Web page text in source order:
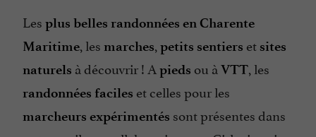
Les plus belles randonnées en Charente
Maritime, les marches, petits sentiers et sites
naturels à découvrir ! A pieds ou à VTT, les
randonnées faciles et celles pour les
marcheurs expérimentés sont présentes dans